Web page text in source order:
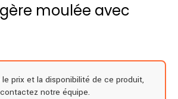
moulée avec
prix et la disponibilité de ce produit,
contactez notre équipe.